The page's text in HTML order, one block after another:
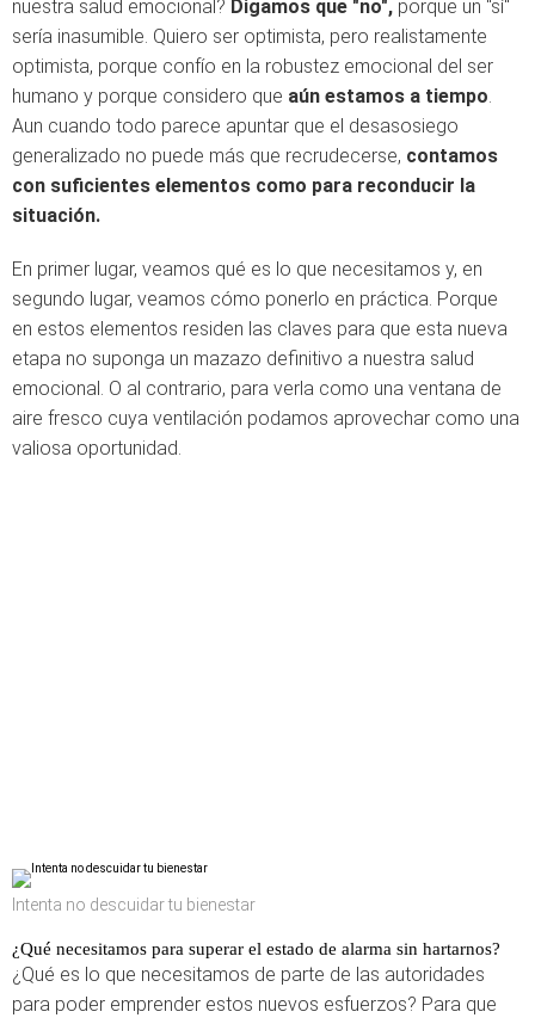
nuestra salud emocional? Digamos que "no", porque un "sí"
sería inasumible. Quiero ser optimista, pero realistamente
optimista, porque confío en la robustez emocional del ser
humano y porque considero que aún estamos a tiempo.
Aun cuando todo parece apuntar que el desasosiego
generalizado no puede más que recrudecerse, contamos
con suficientes elementos como para reconducir la
situación.
En primer lugar, veamos qué es lo que necesitamos y, en
segundo lugar, veamos cómo ponerlo en práctica. Porque
en estos elementos residen las claves para que esta nueva
etapa no suponga un mazazo definitivo a nuestra salud
emocional. O al contrario, para verla como una ventana de
aire fresco cuya ventilación podamos aprovechar como una
valiosa oportunidad.
Intenta no descuidar tu bienestar
¿Qué necesitamos para superar el estado de alarma sin hartarnos?
¿Qué es lo que necesitamos de parte de las autoridades
para poder emprender estos nuevos esfuerzos? Para que